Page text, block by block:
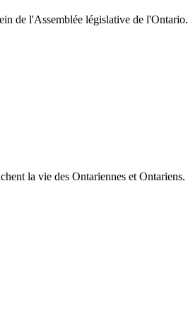
de l'Assemblée législative de l'Ontario.
la vie des Ontariennes et Ontariens.